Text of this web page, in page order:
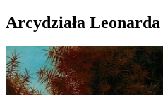
Arcydziała